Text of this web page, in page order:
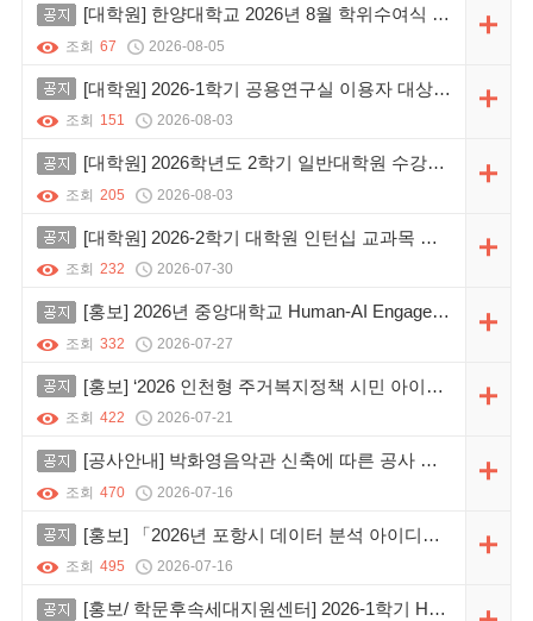
공지 [대학원] 한양대학교 2026년 8월 학위수여식 개최 안내
조회 67 2026-08-05
공지 [대학원] 2026-1학기 공용연구실 이용자 대상 공지_8월 24일까지 개인물품 정리
조회 151 2026-08-03
공지 [대학원] 2026학년도 2학기 일반대학원 수강신청 일정 및 유의사항 안내
조회 205 2026-08-03
공지 [대학원] 2026-2학기 대학원 인턴십 교과목 신청 안내(제출 일자 수정)
조회 232 2026-07-30
공지 [홍보] 2026년 중앙대학교 Human-AI Engagement Institute 등재지『Journal of Competency Development & Learning』논문공모 안내(제21권 제3호)
조회 332 2026-07-27
공지 [홍보] ‘2026 인천형 주거복지정책 시민 아이디어 공모전’ 안내
조회 422 2026-07-21
공지 [공사안내] 박화영음악관 신축에 따른 공사 안내
조회 470 2026-07-16
공지 [홍보] 「2026년 포항시 데이터 분석 아이디어 공모전」안내
조회 495 2026-07-16
공지 [홍보/ 학문후속세대지원센터] 2026-1학기 HY-BK21 프로그램 수기 공모전(HY-START) 안내